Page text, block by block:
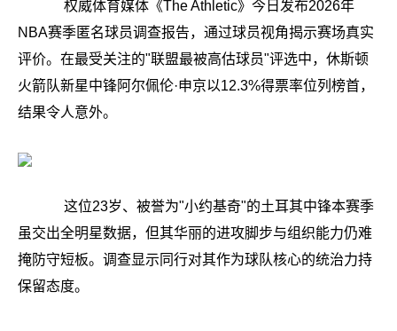
权威体育媒体《The Athletic》今日发布2026年
NBA赛季匿名球员调查报告，通过球员视角揭示赛场真实
评价。在最受关注的"联盟最被高估球员"评选中，休斯顿
火箭队新星中锋阿尔佩伦·申京以12.3%得票率位列榜首，
结果令人意外。
这位23岁、被誉为"小约基奇"的土耳其中锋本赛季
虽交出全明星数据，但其华丽的进攻脚步与组织能力仍难
掩防守短板。调查显示同行对其作为球队核心的统治力持
保留态度。